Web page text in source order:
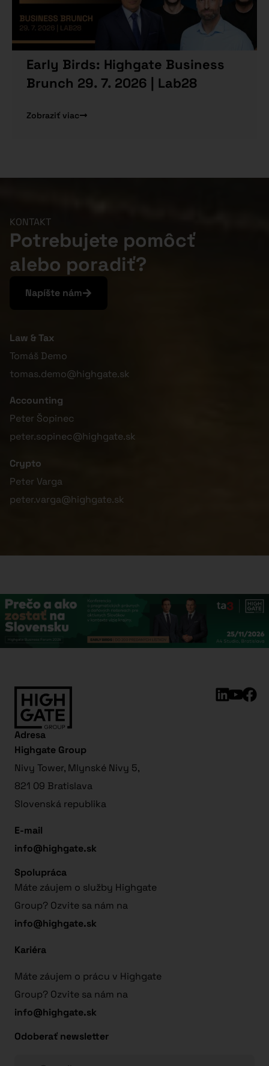
Early Birds: Highgate Business
Brunch 29. 7. 2026 | Lab28
Zobraziť viac
KONTAKT
Potrebujete pomôcť
alebo poradiť?
Napíšte nám
Law & Tax
Tomáš Demo
tomas.demo@highgate.sk
Accounting
Peter Šopinec
peter.sopinec@highgate.sk
Crypto
Peter Varga
peter.varga@highgate.sk
Adresa
Highgate Group
Nivy Tower, Mlynské Nivy 5,
821 09 Bratislava
Slovenská republika
E-mail
info@highgate.sk
Spolupráca
Máte záujem o služby Highgate
Group? Ozvite sa nám na
info@highgate.sk
Kariéra
Máte záujem o prácu v Highgate
Group? Ozvite sa nám na
info@highgate.sk
Odoberať newsletter